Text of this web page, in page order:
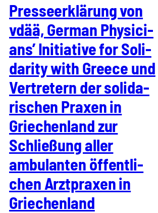
Pres­se­er­klä­rung von
vdää, Ger­man Phy­si­ci­
ans’ Initia­ti­ve for Soli­
da­ri­ty with Greece und
Ver­tre­tern der soli­da­
ri­schen Pra­xen in
Grie­chen­land zur
Schlie­ßung aller
ambu­lan­ten öffent­li­
chen Arzt­pra­xen in
Grie­chen­land